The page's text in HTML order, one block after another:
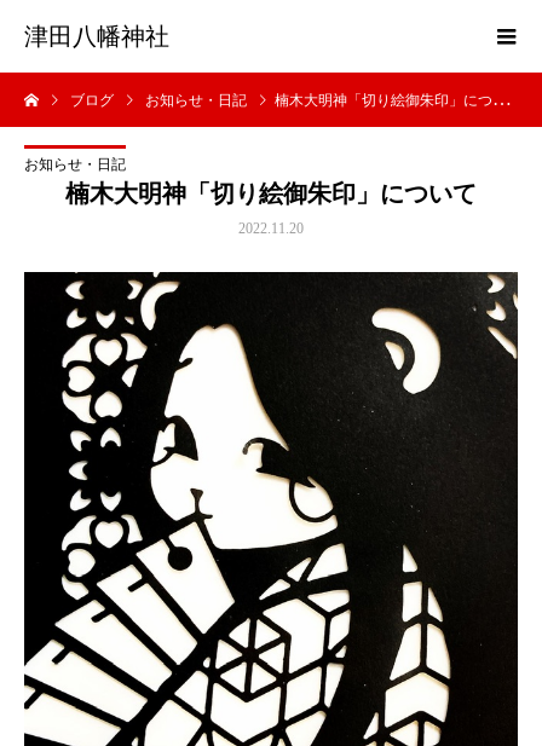
津田八幡神社
ブログ お知らせ・日記 楠木大明神「切り絵御朱印」について
お知らせ・日記
楠木大明神「切り絵御朱印」について
2022.11.20